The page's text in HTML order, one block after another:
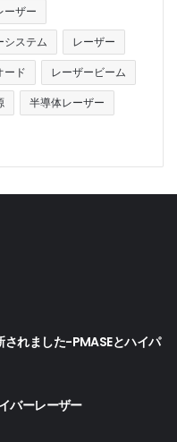
ーザー
システム レーザー
ード レーザービーム
半導体レーザー
されました-PMASEとハイパ
バーレーザー